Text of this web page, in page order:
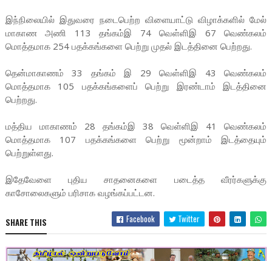
இந்நிலையில் இதுவரை நடைபெற்ற விளையாட்டு விழாக்களில் மேல்
மாகாண அணி 113 தங்கம்இ 74 வெள்ளிஇ 67 வெண்கலம்
மொத்தமாக 254 பதக்கங்களை பெற்று முதல் இடத்தினை பெற்றது.
தென்மாகாணம் 33 தங்கம் இ 29 வெள்ளிஇ 43 வெண்கலம்
மொத்தமாக 105 பதக்கங்களைப் பெற்று இரண்டாம் இடத்தினை
பெற்றது.
மத்திய மாகாணம் 28 தங்கம்இ 38 வெள்ளிஇ 41 வெண்கலம்
மொத்தமாக 107 பதக்கங்களை பெற்று மூன்றாம் இடத்தையும்
பெற்றுள்ளது.
இதேவேளை புதிய சாதனைகளை படைத்த வீரர்களுக்கு
காசோலைகளும் பரிசாக வழங்கப்பட்டன.
SHARE THIS Facebook Twitter